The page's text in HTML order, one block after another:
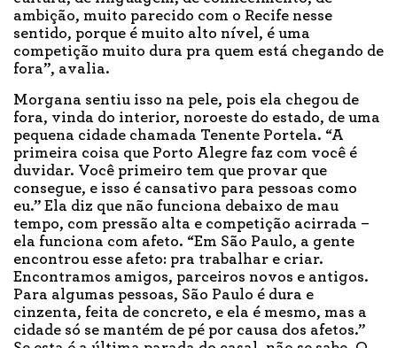
ambição, muito parecido com o Recife nesse
sentido, porque é muito alto nível, é uma
competição muito dura pra quem está chegando de
fora”, avalia.
Morgana sentiu isso na pele, pois ela chegou de
fora, vinda do interior, noroeste do estado, de uma
pequena cidade chamada Tenente Portela. “A
primeira coisa que Porto Alegre faz com você é
duvidar. Você primeiro tem que provar que
consegue, e isso é cansativo para pessoas como
eu.” Ela diz que não funciona debaixo de mau
tempo, com pressão alta e competição acirrada –
ela funciona com afeto. “Em São Paulo, a gente
encontrou esse afeto: pra trabalhar e criar.
Encontramos amigos, parceiros novos e antigos.
Para algumas pessoas, São Paulo é dura e
cinzenta, feita de concreto, e ela é mesmo, mas a
cidade só se mantém de pé por causa dos afetos.”